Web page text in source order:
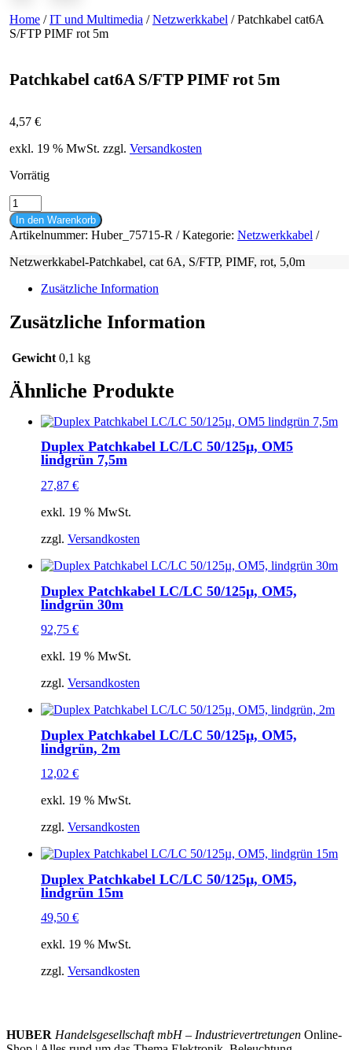
Home /IT und Multimedia /Netzwerkkabel / Patchkabel cat6A
S/FTP PIMF rot 5m
Patchkabel cat6A S/FTP PIMF rot 5m
4,57 €
exkl. 19 % MwSt. zzgl. Versandkosten
Vorrätig
Patchkabel
cat6A
S/FTP
PIMF
rot
Menge
In den Warenkorb
Artikelnummer: Huber_75715-R Kategorie: Netzwerkkabel
Netzwerkkabel-Patchkabel, cat 6A, S/FTP, PIMF, rot, 5,0m
Zusätzliche Information
Zusätzliche Information
Gewicht 0,1 kg
Ähnliche Produkte
Duplex Patchkabel LC/LC 50/125µ, OM5
lindgrün 7,5m
27,87 €
exkl. 19 % MwSt.
zzgl. Versandkosten
Duplex Patchkabel LC/LC 50/125µ, OM5,
lindgrün 30m
92,75 €
exkl. 19 % MwSt.
zzgl. Versandkosten
Duplex Patchkabel LC/LC 50/125µ, OM5,
lindgrün, 2m
12,02 €
exkl. 19 % MwSt.
zzgl. Versandkosten
Duplex Patchkabel LC/LC 50/125µ, OM5,
lindgrün 15m
49,50 €
exkl. 19 % MwSt.
zzgl. Versandkosten
HUBER Handelsgesellschaft mbH – Industrievertretungen Online-